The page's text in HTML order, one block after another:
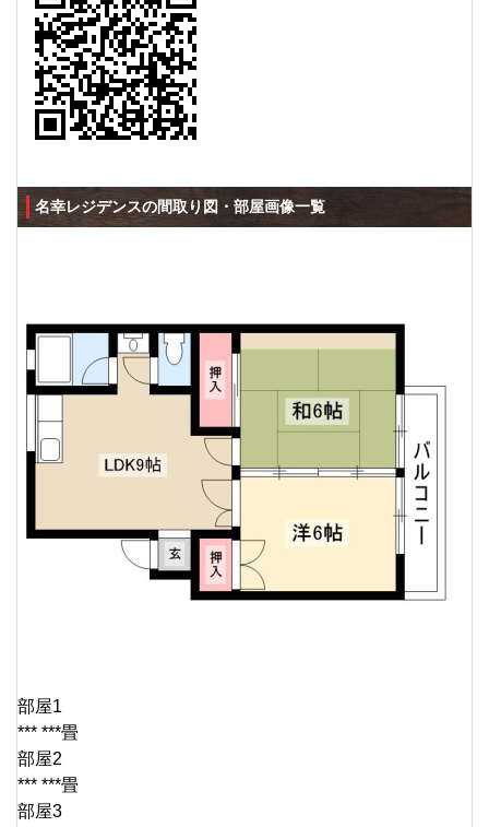
名幸レジデンスの間取り図・部屋画像一覧
部屋1
*** ***畳
部屋2
*** ***畳
部屋3